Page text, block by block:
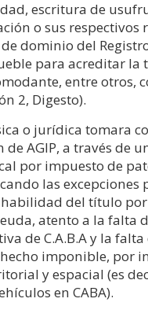
escritura de
o sus respectivos
dominio del
para acreditar la
entre otros,
2, Digesto).
o jurídica tomara
AGIP, a través de
por impuesto de
las excepciones
del título
atento a la falta
de C.A.B.A y la falta
imponible, por
y espacial (es
en CABA).